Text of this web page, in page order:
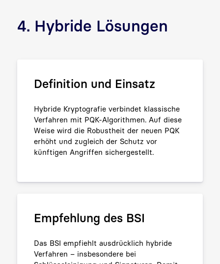
4. Hybride Lösungen
Definition und Einsatz
Hybride Kryptografie verbindet klassische
Verfahren mit PQK-Algorithmen. Auf diese
Weise wird die Robustheit der neuen PQK
erhöht und zugleich der Schutz vor
künftigen Angriffen sichergestellt.
Empfehlung des BSI
Das BSI empfiehlt ausdrücklich hybride
Verfahren – insbesondere bei